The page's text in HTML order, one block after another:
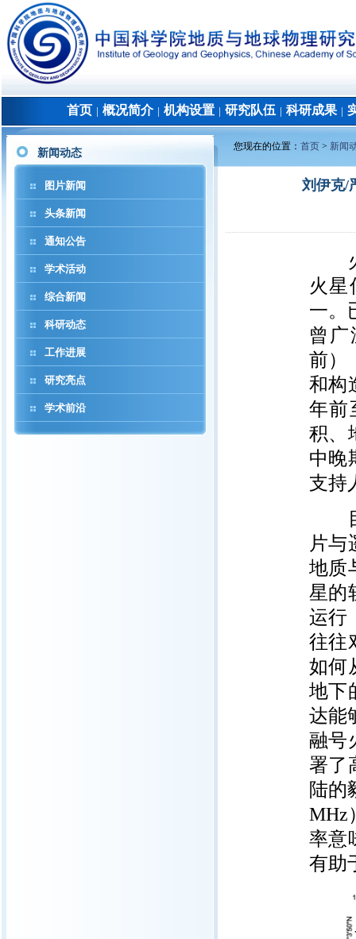
首页 概况简介│ 机构设置 研究队伍 科研成果│
新闻动态
图片新闻
头条新闻
通知公告
学术活动
综合新闻
科研动态
工作进展
研究亮点
学术前沿
您现在的位置： 首页 > 新闻
刘伊克/
火星
一。
曾广
前）
和构
年前
积、
中晚
支持
目
片与
地质
星的
运行
往往
如何
地下
达能
融号
署了
陆的
MHz
率意
有助